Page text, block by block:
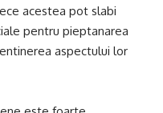
acestea pot slabi
pentru pieptanarea
aspectului lor